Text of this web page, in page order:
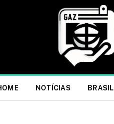
NOTÍCIAS BRASIL